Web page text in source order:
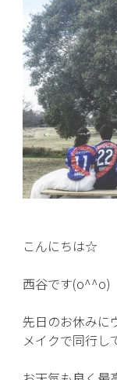
こんにちは☆
西谷です(o^^o)
先日のお休みに
メイクで同行